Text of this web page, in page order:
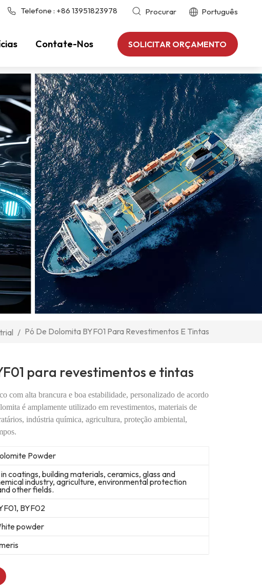
Telefone : +86 13951823978 Procurar Português
Contate-Nos SOLICITAR ORÇAMENTO
/ Pó De Dolomita BYF01 Para Revestimentos E Tintas
para revestimentos e tintas
com alta brancura e boa estabilidade, personalizado de acordo
é amplamente utilizado em revestimentos, materiais de
indústria química, agricultura, proteção ambiental,
Powder
coatings, building materials, ceramics, glass and
industry, agriculture, environmental protection
other fields.
BYF02
powder